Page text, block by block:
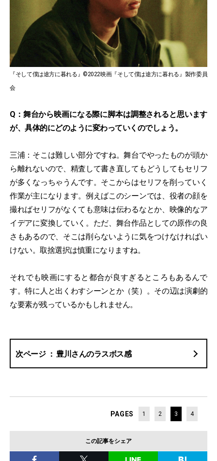
『そして僕は途方に暮れる』©2022映画『そして僕は途方に暮れる』製作委員
会
Q：舞台から映画になる際に脚本は調整されると思います
が、具体的にどのように変わっていくのでしょう。
三浦：そこは難しい部分ですね。舞台でやったものが頭か
ら離れないので、精査して書き直してもどうしてもセリフ
が多くなっちゃうんです。そこからはセリフを削っていく
作業が主になります。例えばこのシーンでは、役者の顔を
撮ればセリフがなくても意味は伝わるなとか、映像的なア
イデアに変換していく。ただ、舞台作品としての原作の良
さもあるので、そこは削らないように気をつけなければい
けない。取捨選択は慎重になりますね。
それでも映画にすると都合が良すぎるところもあるんで
す。特に人と出くわすシーンとか（笑）。その辺は演劇的
な要素が残っているかもしれません。
豊川さんのラスボス感
PAGES 1 2 3 4
この記事をシェア